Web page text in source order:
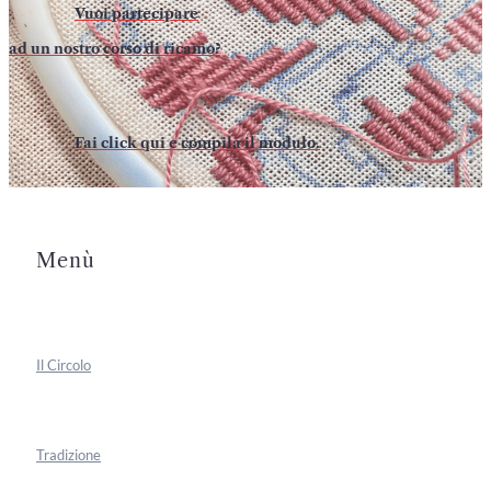
Vuoi partecipare
ad un nostro corso di ricamo?
Fai click qui e compila il modulo.
Menù
Il Circolo
Tradizione